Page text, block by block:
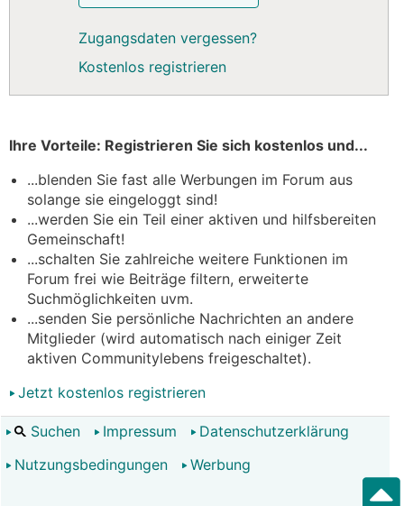
Zugangsdaten vergessen?
Kostenlos registrieren
Ihre Vorteile: Registrieren Sie sich kostenlos und...
...blenden Sie fast alle Werbungen im Forum aus
solange sie eingeloggt sind!
...werden Sie ein Teil einer aktiven und hilfsbereiten
Gemeinschaft!
...schalten Sie zahlreiche weitere Funktionen im
Forum frei wie Beiträge filtern, erweiterte
Suchmöglichkeiten uvm.
...senden Sie persönliche Nachrichten an andere
Mitglieder (wird automatisch nach einiger Zeit
aktiven Communitylebens freigeschaltet).
Jetzt kostenlos registrieren
Suchen Impressum
Datenschutzerklärung
Nutzungsbedingungen
Werbung